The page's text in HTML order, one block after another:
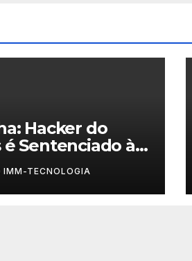
Hacker do
Sentenciado à
Contas
IMM-TECNOLOGIA